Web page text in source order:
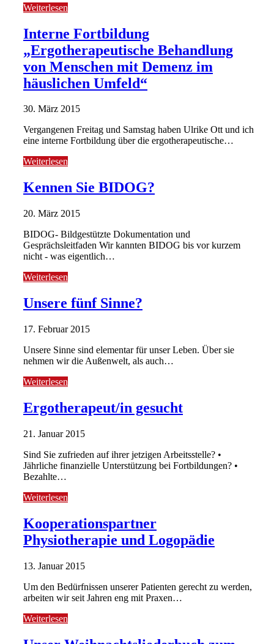
Weiterlesen
Interne Fortbildung
„Ergotherapeutische Behandlung
von Menschen mit Demenz im
häuslichen Umfeld“
30. März 2015
Vergangenen Freitag und Samstag haben Ulrike Ott und ich
eine interne Fortbildung über die ergotherapeutische…
Weiterlesen
Kennen Sie BIDOG?
20. März 2015
BIDOG- Bildgestützte Dokumentation und
Gesprächsleitfaden Wir kannten BIDOG bis vor kurzem
nicht - was eigentlich…
Weiterlesen
Unsere fünf Sinne?
17. Februar 2015
Unsere Sinne sind elementar für unser Leben. Über sie
nehmen wir die Außenwelt, als auch…
Weiterlesen
Ergotherapeut/in gesucht
21. Januar 2015
Sind Sie zufrieden auf ihrer jetzigen Arbeitsstelle? •
Jährliche finanzielle Unterstützung bei Fortbildungen? •
Bezahlte…
Weiterlesen
Kooperationspartner
Physiotherapie und Logopädie
13. Januar 2015
Um den Bedürfnissen unserer Patienten gerecht zu werden,
arbeiten wir seit Jahren eng mit Praxen…
Weiterlesen